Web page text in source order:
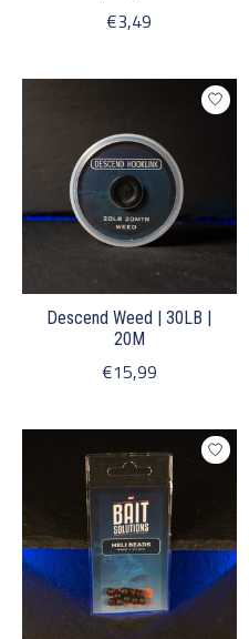
€3,49
Descend Weed | 30LB |
20M
€15,99